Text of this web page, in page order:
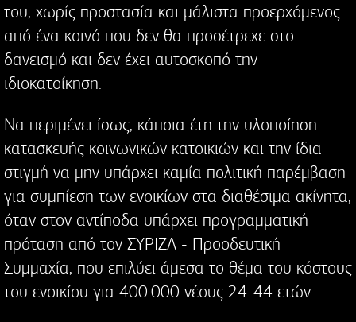
του, χωρίς προστασία και μάλιστα προερχόμενος
από ένα κοινό που δεν θα προσέτρεχε στο
δανεισμό και δεν έχει αυτοσκοπό την
ιδιοκατοίκηση.
Να περιμένει ίσως, κάποια έτη την υλοποίηση
κατασκευής κοινωνικών κατοικιών και την ίδια
στιγμή να μην υπάρχει καμία πολιτική παρέμβαση
για συμπίεση των ενοικίων στα διαθέσιμα ακίνητα,
όταν στον αντίποδα υπάρχει προγραμματική
πρόταση από τον ΣΥΡΙΖΑ - Προοδευτική
Συμμαχία, που επιλύει άμεσα το θέμα του κόστους
του ενοικίου για 400.000 νέους 24-44 ετών.